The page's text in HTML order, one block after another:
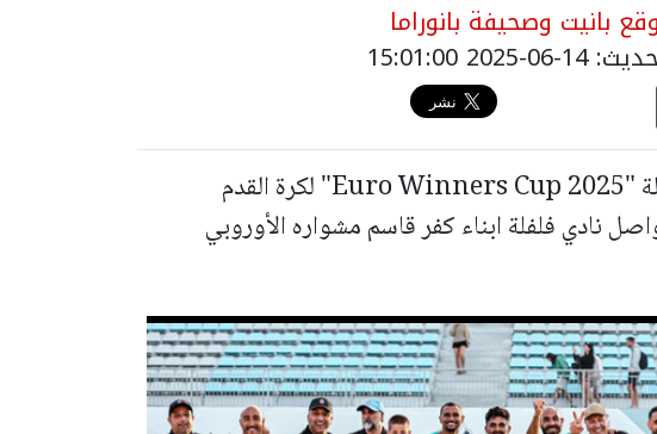
وصحيفة بانوراما
2025 15:01:00
في مباراة ضمن ربع نهائي بطولة "Euro Winners Cup 2025" لكرة القدم
نادي فلفلة ابناء كفر قاسم مشواره الأوروبي